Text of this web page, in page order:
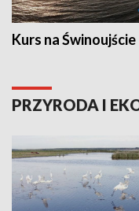
Kurs na Świnoujście
PRZYRODA I